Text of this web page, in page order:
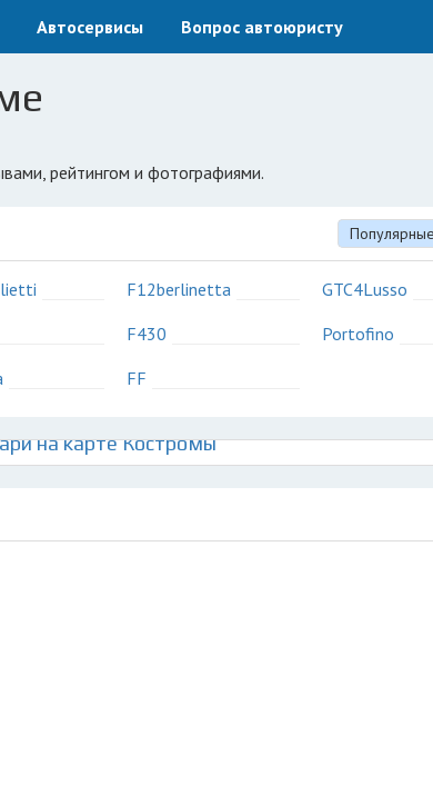
Автосервисы Вопрос автоюристу
рейтингом и фотографиями.
Популярные
F12berlinetta
F430
FF
GTC4Lusso
Portofino
на карте Костромы